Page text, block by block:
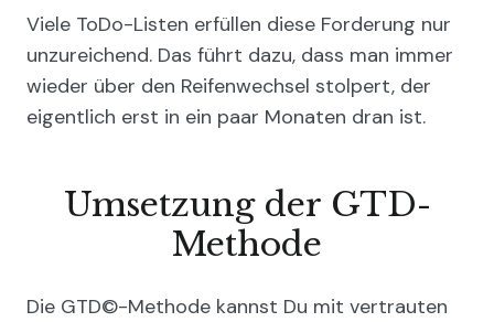
Viele ToDo-Listen erfüllen diese Forderung nur
unzureichend. Das führt dazu, dass man immer
wieder über den Reifenwechsel stolpert, der
eigentlich erst in ein paar Monaten dran ist.
Umsetzung der GTD-
Methode
Die GTD©-Methode kannst Du mit vertrauten